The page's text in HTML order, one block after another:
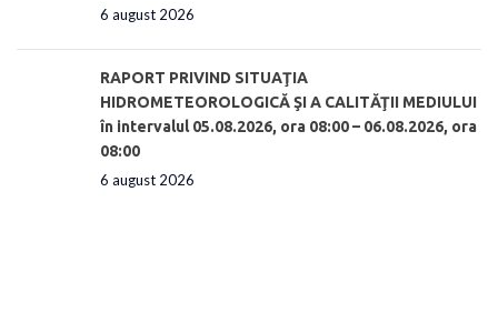
6 august 2026
RAPORT PRIVIND SITUAŢIA
HIDROMETEOROLOGICĂ ŞI A CALITĂŢII MEDIULUI
în intervalul 05.08.2026, ora 08:00 – 06.08.2026, ora
08:00
6 august 2026